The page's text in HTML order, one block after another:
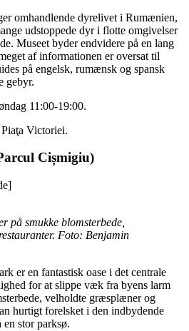
omhandlende dyrelivet i Rumænien,
udstoppede dyr i flotte omgivelser
Museet byder endvidere på en lang
af informationen er oversat til
på engelsk, rumænsk og spansk
gebyr.
11:00-19:00.
Victoriei.
Cișmigiu)
på smukke blomsterbede,
Foto: Benjamin
er en fantastisk oase i det centrale
for at slippe væk fra byens larm
velholdte græsplæner og
hurtigt forelsket i den indbydende
en stor parksø.